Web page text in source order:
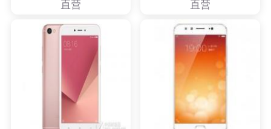
直营
NV930-2G独
直营